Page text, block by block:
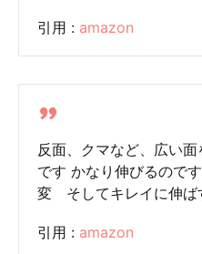
引用 : amazon
反面、クマなど、広い
です かなり伸びるので
変 そしてキレイに伸ば
引用 : amazon